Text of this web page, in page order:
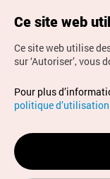
Droits d’auteur (c)
Tous droits réservés.
Pour les rapports
adressez vos
Ce site web
Ce site web utilise
sur ‘Autoriser’, vous
Pour plus
politique d’utilisation